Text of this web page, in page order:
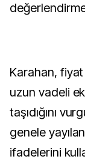
Karahan, fiyat
uzun vadeli
taşıdığını
genele
ifadelerini